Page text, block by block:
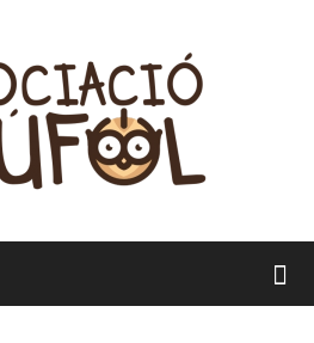
Brúfol